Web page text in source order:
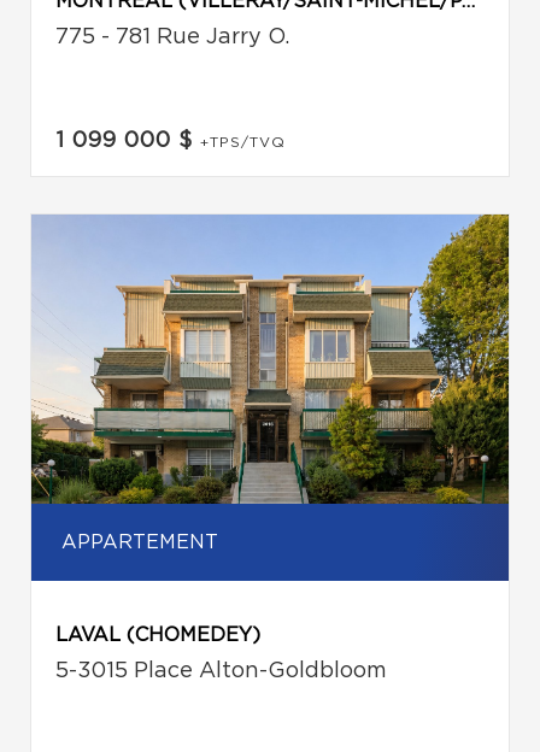
775 - 781 Rue Jarry O.
1 099 000 $ +TPS/TVQ
APPARTEMENT
LAVAL (CHOMEDEY)
5-3015 Place Alton-Goldbloom